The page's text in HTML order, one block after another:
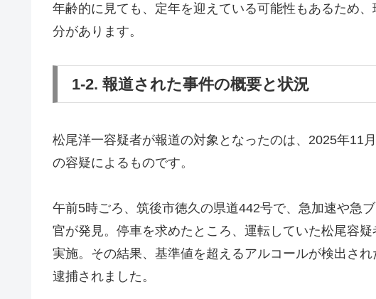
年齢的に見ても、定年を迎えている可能性もあるため
分があります。
1-2. 報道された事件の概要と状況
松尾洋一容疑者が報道の対象となったのは、2025年11
の容疑によるものです。
午前5時ごろ、筑後市徳久の県道442号で、急加速や急
官が発見。停車を求めたところ、運転していた松尾容
実施。その結果、基準値を超えるアルコールが検出さ
逮捕されました。